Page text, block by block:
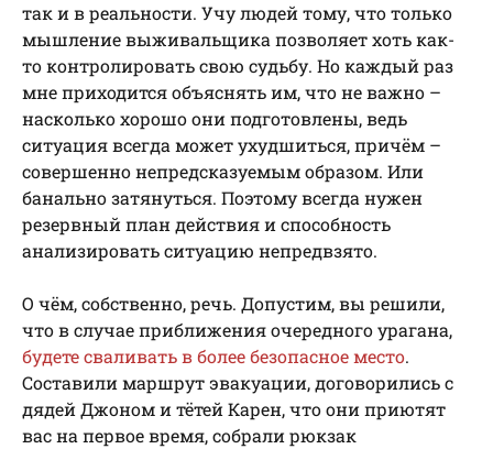
так и в реальности. Учу людей тому, что только
мышление выживальщика позволяет хоть как-
то контролировать свою судьбу. Но каждый раз
мне приходится объяснять им, что не важно –
насколько хорошо они подготовлены, ведь
ситуация всегда может ухудшиться, причём –
совершенно непредсказуемым образом. Или
банально затянуться. Поэтому всегда нужен
резервный план действия и способность
анализировать ситуацию непредвзято.
О чём, собственно, речь. Допустим, вы решили,
что в случае приближения очередного урагана,
будете сваливать в более безопасное место.
Составили маршрут эвакуации, договорились с
дядей Джоном и тётей Карен, что они приютят
вас на первое время, собрали рюкзак